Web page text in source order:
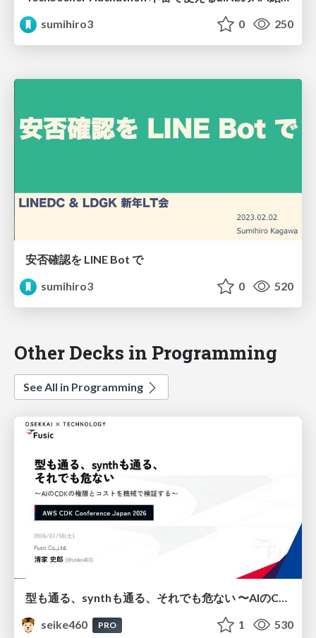
sumihiro3
0 250
安否確認を LINE Bot で
sumihiro3
0 520
Other Decks in Programming
See All in Programming
seike460
PRO 1 530